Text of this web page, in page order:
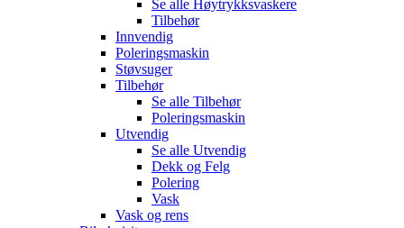
Se alle Høytrykksvaskere
Tilbehør
Innvendig
Poleringsmaskin
Støvsuger
Tilbehør
Se alle Tilbehør
Poleringsmaskin
Utvendig
Se alle Utvendig
Dekk og Felg
Polering
Vask
Vask og rens